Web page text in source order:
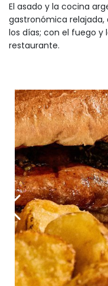
El asado y la cocina
gastronómica
los días; con el fuego y
restaurante.